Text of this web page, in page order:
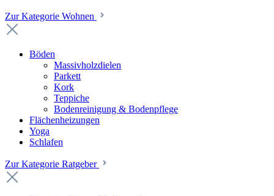
Zur Kategorie Wohnen
Böden
Massivholzdielen
Parkett
Kork
Teppiche
Bodenreinigung & Bodenpflege
Flächenheizungen
Yoga
Schlafen
Zur Kategorie Ratgeber